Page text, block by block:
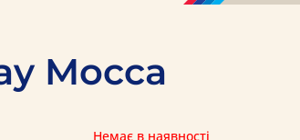
Mocca
Немає в наявності